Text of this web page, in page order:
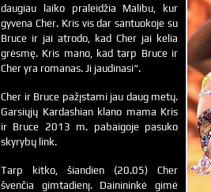
daugiau laiko praleidžia Malibu, kur
gyvena Cher. Kris vis dar santuokoje su
Bruce ir jai atrodo, kad Cher jai kelia
grėsmę. Kris mano, kad tarp Bruce ir
Cher yra romanas. Ji jaudinasi“.
Cher ir Bruce pažįstami jau daug metų.
Garsiųjų Kardashian klano mama Kris
ir Bruce 2013 m. pabaigoje pasuko
skyrybų link.
Tarp kitko, šiandien (20.05) Cher
švenčia gimtadienį. Dainininkė gimė